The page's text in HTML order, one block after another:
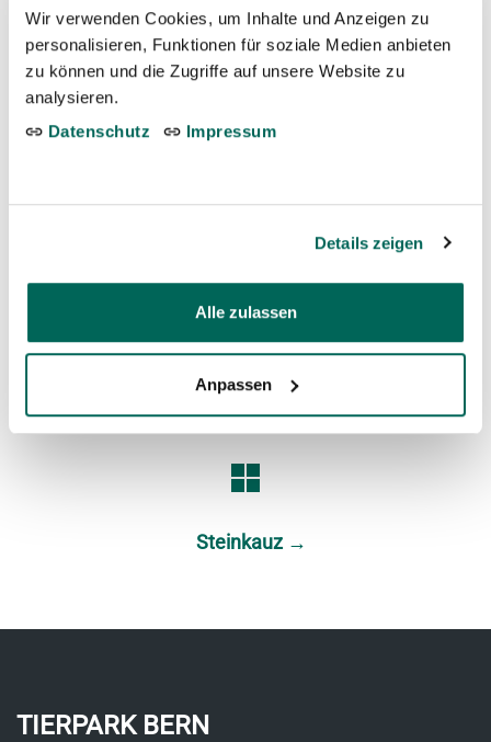
Wir verwenden Cookies, um Inhalte und Anzeigen zu
personalisieren, Funktionen für soziale Medien anbieten
zu können und die Zugriffe auf unsere Website zu
analysieren.
Datenschutz
Impressum
Details zeigen
Alle zulassen
Anpassen
WEITERE VÖGEL
←Schnee-Eule
Steinkauz →
TIERPARK BERN